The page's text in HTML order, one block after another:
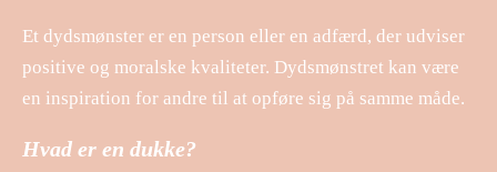
Et dydsmønster er en person eller en adfærd, der udviser
positive og moralske kvaliteter. Dydsmønstret kan være
en inspiration for andre til at opføre sig på samme måde.
Hvad er en dukke?